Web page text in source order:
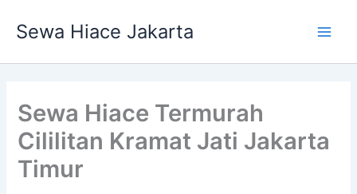
Sewa Hiace Jakarta
Sewa Hiace Termurah
Cililitan Kramat Jati Jakarta
Timur